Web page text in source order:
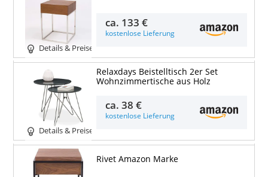
Details & Preise
ca. 133 €
kostenlose Lieferung
Details & Preise
Relaxdays Beistelltisch 2er Set
Wohnzimmertische aus Holz
ca.38 €
kostenlose Lieferung
Rivet Amazon Marke